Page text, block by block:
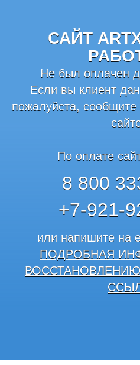
САЙТ
Не был оплачен
Если вы клиент
пожалуйста,
По оплате
8 800
+7-921-
или напишите на
ПОДРОБНАЯ